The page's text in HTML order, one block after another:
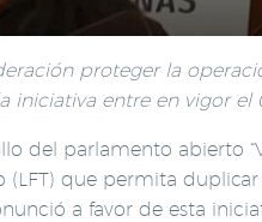
proteger la
iniciativa entre en vigor el
del parlamento abierto
(LFT) que permita
a favor de esta